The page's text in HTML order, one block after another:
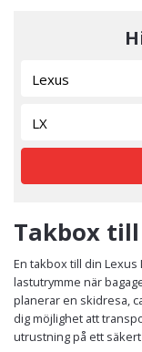
Takbox till
En takbox till din
lastutrymme när
planerar en skidresa,
dig möjlighet att
utrustning på ett